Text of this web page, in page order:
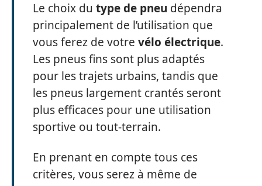
Le choix du type de pneu dépendra
principalement de l’utilisation que
vous ferez de votre vélo électrique.
Les pneus fins sont plus adaptés
pour les trajets urbains, tandis que
les pneus largement crantés seront
plus efficaces pour une utilisation
sportive ou tout-terrain.
En prenant en compte tous ces
critères, vous serez à même de